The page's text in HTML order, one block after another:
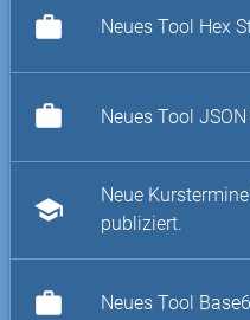
work Neues Tool Hex
work Neues Tool
school
Neue
publiziert.
work Neues Tool